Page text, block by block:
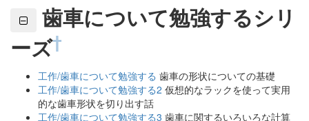
歯車について勉強するシリ
ーズ†
工作/歯車について勉強する 歯車の形状についての基礎
工作/歯車について勉強する2 仮想的なラックを使って実用
的な歯車形状を切り出す話
工作/歯車について勉強する3 歯車に関するいろいろな計算